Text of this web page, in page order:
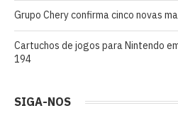
Grupo Chery confirma cinco novas
Cartuchos de jogos para Nintendo
194
SIGA-NOS